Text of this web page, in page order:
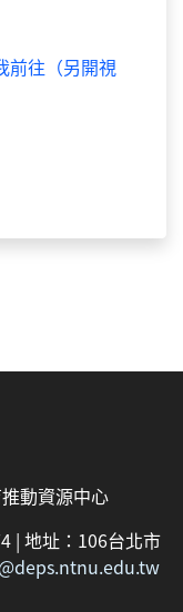
前往（另開視
動資源中心
| 地址：106台北市